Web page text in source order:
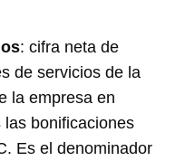
: cifra neta de
de servicios de la
la empresa en
bonificaciones
Es el denominador